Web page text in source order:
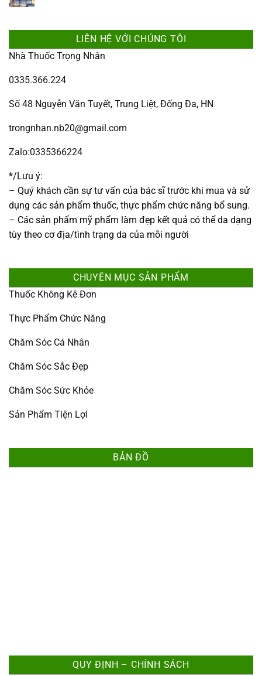
LIÊN HỆ VỚI CHÚNG TÔI
Nhà Thuốc Trọng Nhân
0335.366.224
Số 48 Nguyễn Văn Tuyết, Trung Liệt, Đống Đa, HN
trongnhan.nb20@gmail.com
Zalo:0335366224
*/Lưu ý:
– Quý khách cần sự tư vấn của bác sĩ trước khi mua và sử
dụng các sản phẩm thuốc, thực phẩm chức năng bổ sung.
– Các sản phẩm mỹ phẩm làm đẹp kết quả có thể da dạng
tùy theo cơ địa/tình trạng da của mỗi người
CHUYÊN MỤC SẢN PHẨM
Thuốc Không Kê Đơn
Thực Phẩm Chức Năng
Chăm Sóc Cá Nhân
Chăm Sóc Sắc Đẹp
Chăm Sóc Sức Khỏe
Sản Phẩm Tiện Lợi
BẢN ĐỒ
QUY ĐỊNH – CHÍNH SÁCH